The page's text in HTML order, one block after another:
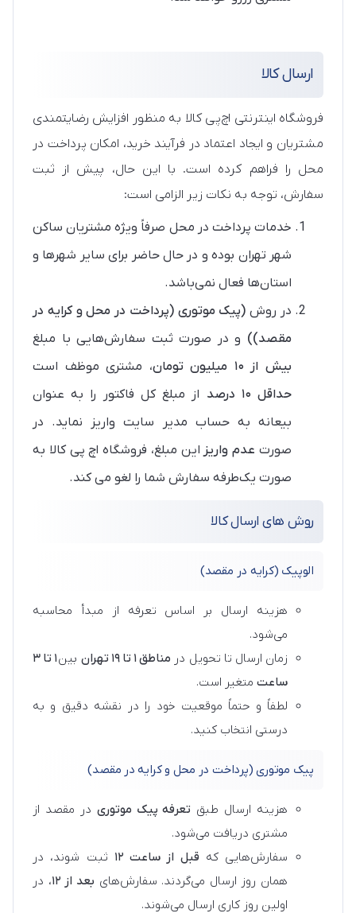
ارسال کالا
فروشگاه اینترنتی اچ‌پی کالا به منظور افزایش رضایتمندی
مشتریان و ایجاد اعتماد در فرآیند خرید، امکان پرداخت در
محل را فراهم کرده است. با این حال، پیش از ثبت
سفارش، توجه به نکات زیر الزامی است:
خدمات پرداخت در محل صرفاً ویژه مشتریان ساکن
شهر تهران بوده و در حال حاضر برای سایر شهرها و
استان‌ها فعال نمی‌باشد.
در روش (پیک موتوری (پرداخت در محل و کرایه در
مقصد)) و در صورت ثبت سفارش‌هایی با مبلغ
بیش از ۱۰ میلیون تومان
، مشتری موظف است
حداقل ۱۰ درصد
از مبلغ کل فاکتور را به عنوان
بیعانه به حساب مدیر سایت واریز نماید. در
صورت عدم واریز این مبلغ، فروشگاه اچ پی کالا به‌
صورت یک‌طرفه سفارش شما را لغو می کند.
روش های ارسال کالا
الوپیک (کرایه در مقصد)
هزینه ارسال بر اساس تعرفه از مبدأ محاسبه
می‌شود.
زمان ارسال تا تحویل در مناطق ۱ تا ۱۹ تهران بین
۳
ساعت متغیر است.
لطفاً و حتماً موقعیت خود را در نقشه دقیق و به‌
درستی انتخاب کنید.
پیک موتوری (پرداخت در محل و کرایه در مقصد)
هزینه ارسال طبق تعرفه پیک موتوری در مقصد از
مشتری دریافت می‌شود.
سفارش‌هایی که قبل از ساعت ۱۲
ثبت شوند، در
همان روز ارسال می‌گردند. سفارش‌های بعد از ۱۲
، در
اولین روز کاری ارسال می‌شوند.